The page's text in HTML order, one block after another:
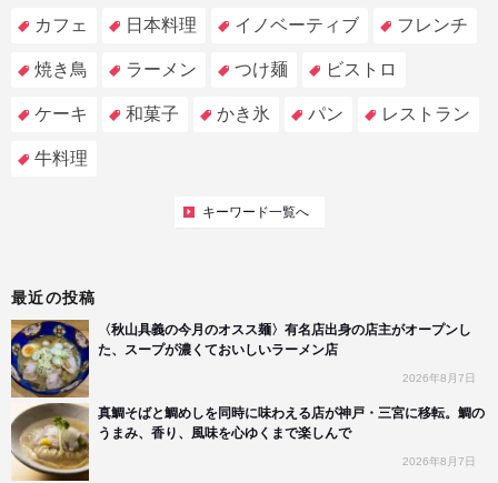
カフェ 日本料理 イノベーティブ フレンチ
焼き鳥 ラーメン つけ麺 ビストロ
ケーキ 和菓子 かき氷 パン レストラン
牛料理
キーワード一覧へ
最近の投稿
〈秋山具義の今月のオスス麺〉有名店出身の店主がオープンし
た、スープが濃くておいしいラーメン店
2026年8月7日
真鯛そばと鯛めしを同時に味わえる店が神戸・三宮に移転。鯛の
うまみ、香り、風味を心ゆくまで楽しんで
2026年8月7日